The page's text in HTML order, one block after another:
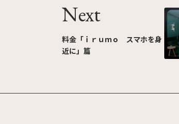
Next
料金「ｉｒｕｍｏ スマホを身
近に」篇